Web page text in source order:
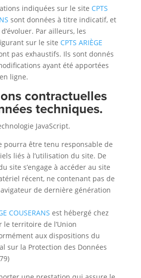
indiquées sur le site CPTS
sont données à titre indicatif, et
Par ailleurs, les
sur le site CPTS ARIÈGE
pas exhaustifs. Ils sont donnés
ayant été apportées
ligne.
contractuelles
techniques.
JavaScript.
pourra être tenu responsable de
liés à l’utilisation du site. De
site s’engage à accéder au site
récent, ne contenant pas de
de dernière génération
COUSERANS est hébergé chez
territoire de l’Union
aux dispositions du
sur la Protection des Données